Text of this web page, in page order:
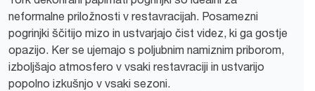
neformalne priložnosti v restavracijah. Posamezni
pogrinjki ščitijo mizo in ustvarjajo čist videz, ki ga gostje
opazijo. Ker se ujemajo s poljubnim namiznim priborom,
izboljšajo atmosfero v vsaki restavraciji in ustvarijo
popolno izkušnjo v vsaki sezoni.